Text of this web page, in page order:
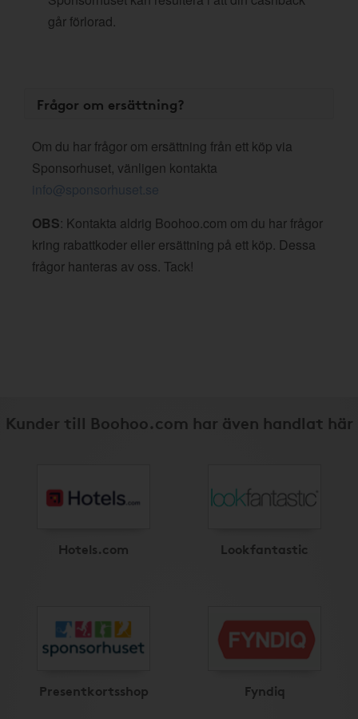
går förlorad.
Frågor om ersättning?
Om du har frågor om ersättning från ett köp via
Sponsorhuset, vänligen kontakta
info@sponsorhuset.se
OBS: Kontakta aldrig Boohoo.com om du har frågor
kring rabattkoder eller ersättning på ett köp. Dessa
frågor hanteras av oss. Tack!
Kunder till Boohoo.com har även handlat här
Hotels.com Lookfantastic
Presentkortsshop Fyndiq